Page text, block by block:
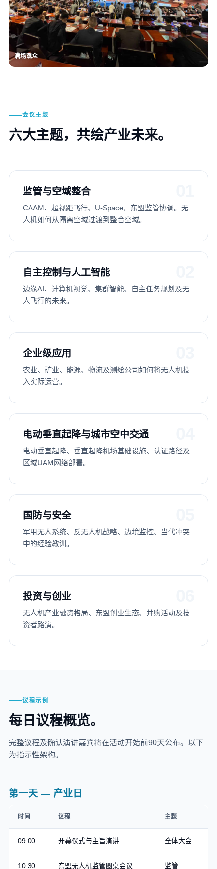
满场观众
会议主题
六大主题，共绘产业未来。
监管与空域整合
CAAM、超视距飞行、U-Space、东盟监管协调。无
人机如何从隔离空域过渡到整合空域。
自主控制与人工智能
边缘AI、计算机视觉、集群智能、自主任务规划及无
人飞行的未来。
企业级应用
农业、矿业、能源、物流及测绘公司如何将无人机投
入实际运营。
电动垂直起降与城市空中交通
电动垂直起降、垂直起降机场基础设施、认证路径及
区域UAM网络部署。
国防与安全
军用无人系统、反无人机战略、边境监控、当代冲突
中的经验教训。
投资与创业
无人机产业融资格局、东盟创业生态、并购活动及投
资者路演。
议程示例
每日议程概览。
完整议程及确认演讲嘉宾将在活动开始前90天公布。以下
为指示性架构。
第一天 — 产业日
时间 议程 主题
09:00 开幕仪式与主旨演讲 全体大会
10:30 东盟无人机监管圆桌会议 监管